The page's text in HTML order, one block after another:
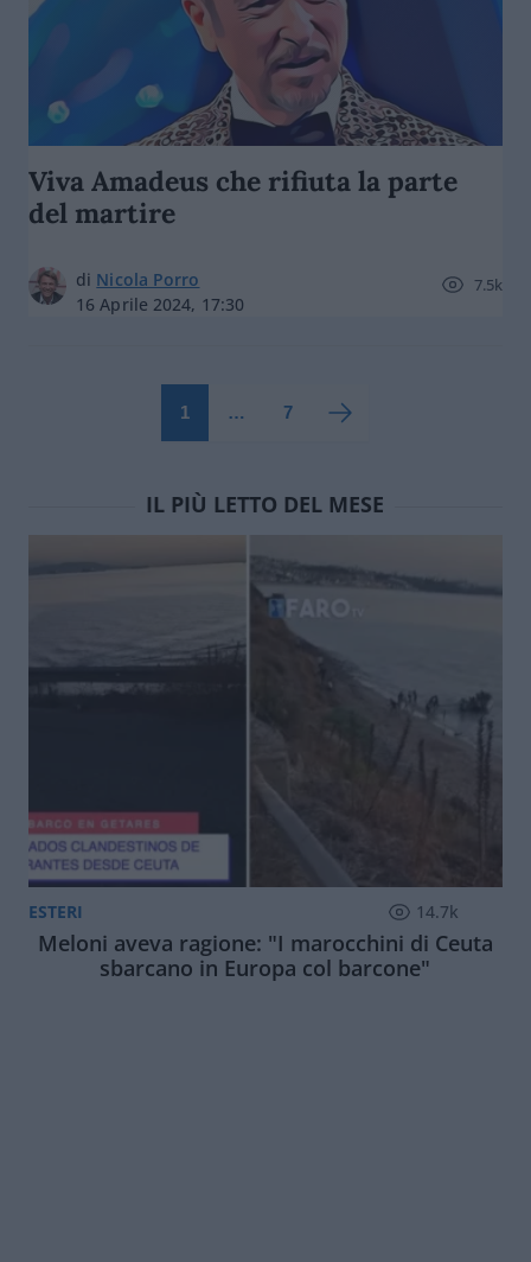
Viva Amadeus che rifiuta la parte
del martire
di Nicola Porro
16 Aprile 2024, 17:30
7.5k
1 … 7
IL PIÙ LETTO DEL MESE
ESTERI 14.7k
Meloni aveva ragione: "I marocchini di Ceuta
sbarcano in Europa col barcone"